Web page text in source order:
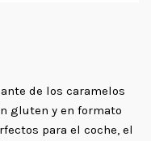
de los caramelos
gluten y en formato
para el coche, el